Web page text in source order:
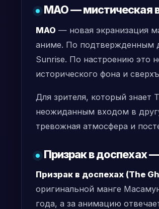
MAO — мистическая
MAO — новая экранизация
аниме. По подтвержденным
Sunrise. По настроению это
исторического фона и
Для зрителя, который знает
неожиданным входом в
тревожная атмосфера и
Призрак в доспехах
Призрак в доспехах (The
оригинальной манге
года, а за анимацию